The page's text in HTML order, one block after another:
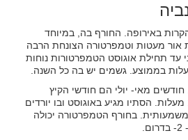
באירופה. החורף בה, במיוחד
אור מעטות וטמפרטורה הצונחת הרבה
עד תחילת אוגוסט הטמפרטורות נוחות
חודשים מאי- יולי הם חודשי הקיץ
והטמפרטורה נעה בין 15-30 מעלות. הסתיו מגיע באוגוסט ובו יורדים
בחורף הטמפרטורה יכולה